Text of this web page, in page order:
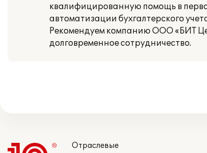
квалифицированную помощь в
автоматизации бухгалтерского
Рекомендуем компанию ООО «БИТ
долговременное сотрудничество.
Отраслевые